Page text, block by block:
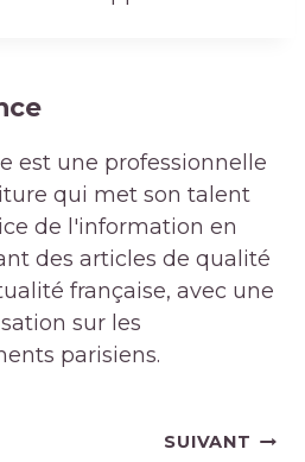
est une professionnelle
qui met son talent
de l'information en
des articles de qualité
française, avec une
sur les
parisiens.
SUIVANT